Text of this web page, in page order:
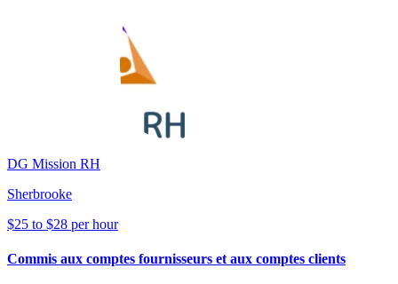
DG Mission RH
Sherbrooke
$25 to $28 per hour
Commis aux comptes fournisseurs et aux comptes clients